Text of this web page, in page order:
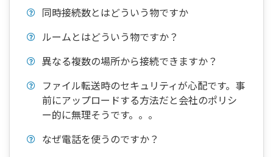
同時接続数とはどういう物ですか
ルームとはどういう物ですか？
異なる複数の場所から接続できますか？
ファイル転送時のセキュリティが心配です。事
前にアップロードする方法だと会社のポリシ
ー的に無理そうです。。。
なぜ電話を使うのですか？